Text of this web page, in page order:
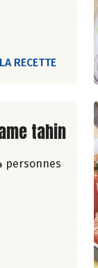
RECETTE
tahin
personnes